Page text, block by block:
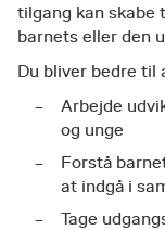
tilgang kan skabe
barnets eller den
Du bliver bedre til
Arbejde
og unge
Forstå
at indgå i
Tage